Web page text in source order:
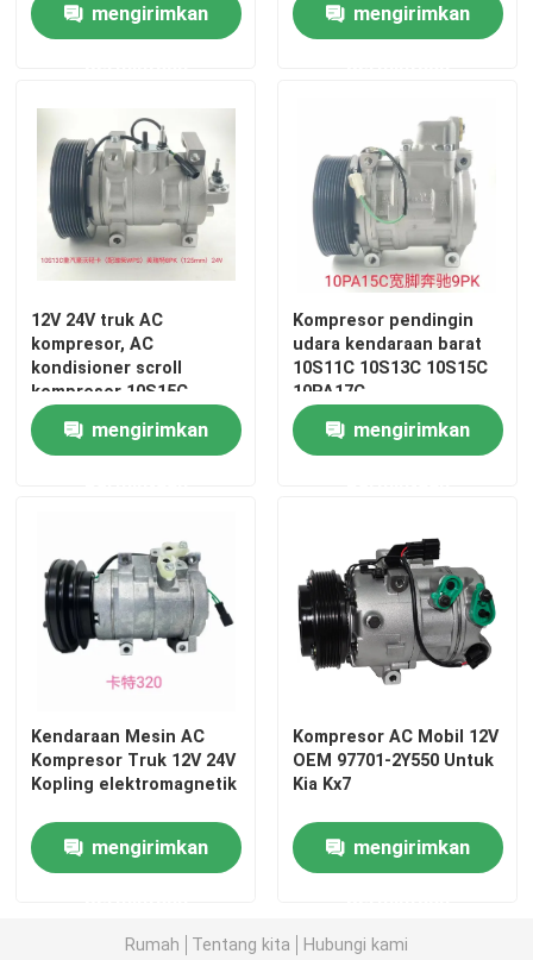
Rumah
Produk
Video
Tur Pabrik
Kontrol kualitas
Kasus
Quote request suatu
Kompresor AC EV Mobil
mengirimkan mengirimkan
12V 24V truk AC
kompresor, AC
kondisioner scroll
kompresor 10S15C
10PA17C
mengirimkan
Kompresor pendingin
udara kendaraan barat
10S11C 10S13C 10S15C
10PA17C
mengirimkan
Kendaraan Mesin AC
Kompresor Truk 12V 24V
Kopling elektromagnetik
mengirimkan
Kompresor AC Mobil 12V
OEM 97701-2Y550 Untuk
Kia Kx7
mengirimkan
Rumah Tentang kita Hubungi kami